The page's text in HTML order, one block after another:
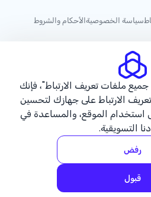
سياسة الخصوصيةالأحكام والشروط
ملفات تعريف الارتباط"، فإنك
الارتباط على جهازك لتحسين
استخدام الموقع، والمساعدة في
التسويقية.
رفض
قبول